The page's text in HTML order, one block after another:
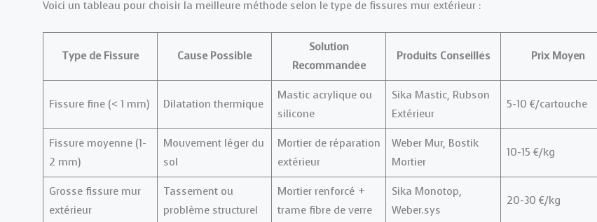
Voici un tableau pour choisir la meilleure méthode selon le type de fissures mur extérieur :
Type de Fissure Cause Possible
Solution
Recommandée
Produits Conseillés Prix Moyen
Fissure fine (< 1 mm) Dilatation thermique
Mastic acrylique ou
silicone
Sika Mastic, Rubson
Extérieur
5-10 €/cartouche
Fissure moyenne (1-
2 mm)
Mouvement léger du
sol
Mortier de réparation
extérieur
Weber Mur, Bostik
Mortier
10-15 €/kg
Grosse fissure mur
extérieur
Tassement ou
problème structurel
Mortier renforcé +
trame fibre de verre
Sika Monotop,
Weber.sys
20-30 €/kg